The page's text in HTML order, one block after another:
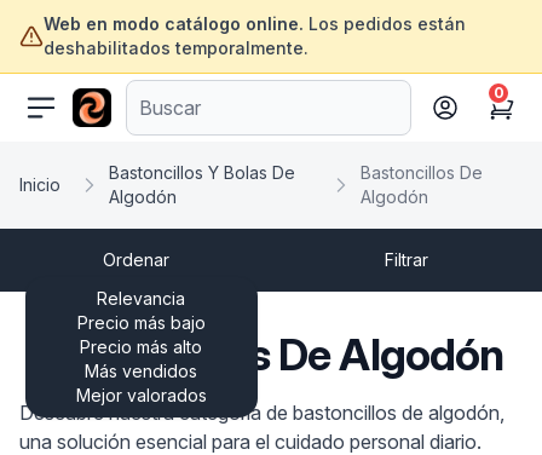
Web en modo catálogo online. Los pedidos están
deshabilitados temporalmente.
ofertasinformatica.com
Cart
0
Inicio
Bastoncillos Y Bolas De
Algodón
Bastoncillos De
Algodón
Ordenar
Relevancia
Precio más bajo
Precio más alto
Más vendidos
Mejor valorados
Filtrar
Bastoncillos De Algodón
Descubre nuestra categoría de bastoncillos de algodón,
una solución esencial para el cuidado personal diario.